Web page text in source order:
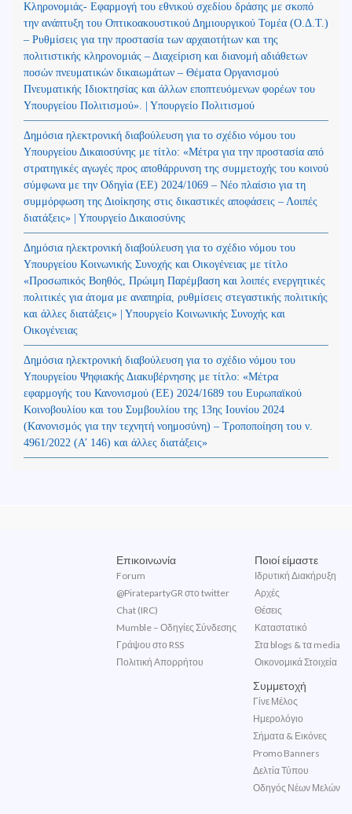
Κληρονομιάς- Εφαρμογή του εθνικού σχεδίου δράσης με σκοπό
την ανάπτυξη του Οπτικοακουστικού Δημιουργικού Τομέα (Ο.Δ.Τ.)
– Ρυθμίσεις για την προστασία των αρχαιοτήτων και της
πολιτιστικής κληρονομιάς – Διαχείριση και διανομή αδιάθετων
ποσών πνευματικών δικαιωμάτων – Θέματα Οργανισμού
Πνευματικής Ιδιοκτησίας και άλλων εποπτευόμενων φορέων του
Υπουργείου Πολιτισμού». | Υπουργείο Πολιτισμού
Δημόσια ηλεκτρονική διαβούλευση για το σχέδιο νόμου του
Υπουργείου Δικαιοσύνης με τίτλο: «Μέτρα για την προστασία από
στρατηγικές αγωγές προς αποθάρρυνση της συμμετοχής του κοινού
σύμφωνα με την Οδηγία (ΕΕ) 2024/1069 – Νέο πλαίσιο για τη
συμμόρφωση της Διοίκησης στις δικαστικές αποφάσεις – Λοιπές
διατάξεις» | Υπουργείο Δικαιοσύνης
Δημόσια ηλεκτρονική διαβούλευση για το σχέδιο νόμου του
Υπουργείου Κοινωνικής Συνοχής και Οικογένειας με τίτλο
«Προσωπικός Βοηθός, Πρώιμη Παρέμβαση και λοιπές ενεργητικές
πολιτικές για άτομα με αναπηρία, ρυθμίσεις στεγαστικής πολιτικής
και άλλες διατάξεις» | Υπουργείο Κοινωνικής Συνοχής και
Οικογένειας
Δημόσια ηλεκτρονική διαβούλευση για το σχέδιο νόμου του
Υπουργείου Ψηφιακής Διακυβέρνησης με τίτλο: «Μέτρα
εφαρμογής του Κανονισμού (ΕΕ) 2024/1689 του Ευρωπαϊκού
Κοινοβουλίου και του Συμβουλίου της 13ης Ιουνίου 2024
(Kανονισμός για την τεχνητή νοημοσύνη) – Τροποποίηση του ν.
4961/2022 (Α’ 146) και άλλες διατάξεις»
Επικοινωνία
Forum
@PiratepartyGR στο twitter
Chat (IRC)
Mumble – Οδηγίες Σύνδεσης
Γράψου στο RSS
Πολιτική Απορρήτου
Ποιοί είμαστε
Ιδρυτική Διακήρυξη
Αρχές
Θέσεις
Καταστατικό
Στα blogs & τα media
Οικονομικά Στοιχεία
Συμμετοχή
Γίνε Μέλος
Ημερολόγιο
Σήματα & Εικόνες
Promo Banners
Δελτία Τύπου
Οδηγός Νέων Μελών